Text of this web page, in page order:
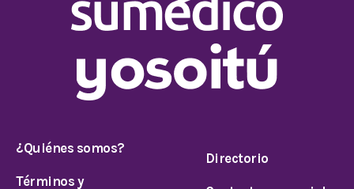
¿Quiénes somos?
Términos y
Directorio